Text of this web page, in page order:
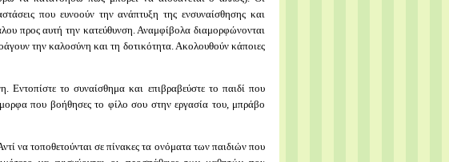
που ευνοούν την ανάπτυξη της ενσυναίσθησης και
προς αυτή την κατεύθυνση. Αναμφίβολα διαμορφώνονται
την καλοσύνη και τη δοτικότητα. Ακολουθούν κάποιες
Εντοπίστε το συναίσθημα και επιβραβεύστε το παιδί που
που βοήθησες το φίλο σου στην εργασία του, μπράβο
να τοποθετούνται σε πίνακες τα ονόματα των παιδιών που